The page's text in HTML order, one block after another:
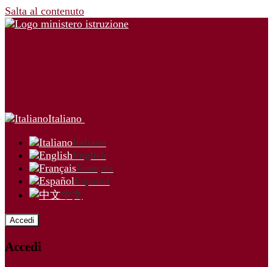
Salta al contenuto
Italiano
Italiano
English
Français
Español
中文
Accedi
Accedi